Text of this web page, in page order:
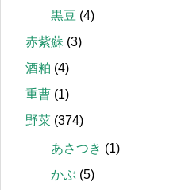
黒豆 (4)
赤紫蘇 (3)
酒粕 (4)
重曹 (1)
野菜 (374)
あさつき (1)
かぶ (5)